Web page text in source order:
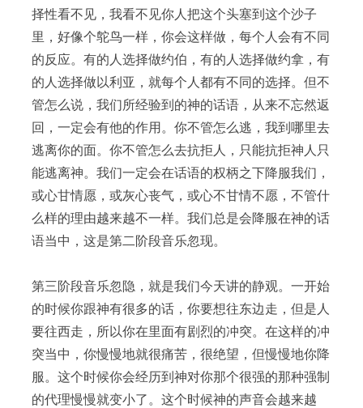
择性看不见，我看不见你人把这个头塞到这个沙子
里，好像个鸵鸟一样，你会这样做，每个人会有不同
的反应。有的人选择做约伯，有的人选择做约拿，有
的人选择做以利亚，就每个人都有不同的选择。但不
管怎么说，我们所经验到的神的话语，从来不忘然返
回，一定会有他的作用。你不管怎么逃，我到哪里去
逃离你的面。你不管怎么去抗拒人，只能抗拒神人只
能逃离神。我们一定会在话语的权柄之下降服我们，
或心甘情愿，或灰心丧气，或心不甘情不愿，不管什
么样的理由越来越不一样。我们总是会降服在神的话
语当中，这是第二阶段音乐忽现。
第三阶段音乐忽隐，就是我们今天讲的静观。一开始
的时候你跟神有很多的话，你要想往东边走，但是人
要往西走，所以你在里面有剧烈的冲突。在这样的冲
突当中，你慢慢地就很痛苦，很绝望，但慢慢地你降
服。这个时候你会经历到神对你那个很强的那种强制
的代理慢慢就变小了。这个时候神的声音会越来越